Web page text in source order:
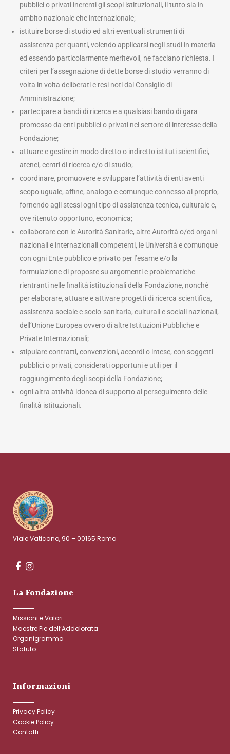
pubblici o privati inerenti gli scopi istituzionali, il tutto sia in
ambito nazionale che internazionale;
istituire borse di studio ed altri eventuali strumenti di
assistenza per quanti, volendo applicarsi negli studi in materia
ed essendo particolarmente meritevoli, ne facciano richiesta. I
criteri per l’assegnazione di dette borse di studio verranno di
volta in volta deliberati e resi noti dal Consiglio di
Amministrazione;
partecipare a bandi di ricerca e a qualsiasi bando di gara
promosso da enti pubblici o privati nel settore di interesse della
Fondazione;
attuare e gestire in modo diretto o indiretto istituti scientifici,
atenei, centri di ricerca e/o di studio;
coordinare, promuovere e sviluppare l’attività di enti aventi
scopo uguale, affine, analogo e comunque connesso al proprio,
fornendo agli stessi ogni tipo di assistenza tecnica, culturale e,
ove ritenuto opportuno, economica;
collaborare con le Autorità Sanitarie, altre Autorità o/ed organi
nazionali e internazionali competenti, le Università e comunque
con ogni Ente pubblico e privato per l’esame e/o la
formulazione di proposte su argomenti e problematiche
rientranti nelle finalità istituzionali della Fondazione, nonché
per elaborare, attuare e attivare progetti di ricerca scientifica,
assistenza sociale e socio-sanitaria, culturali e sociali nazionali,
dell’Unione Europea ovvero di altre Istituzioni Pubbliche e
Private Internazionali;
stipulare contratti, convenzioni, accordi o intese, con soggetti
pubblici o privati, considerati opportuni e utili per il
raggiungimento degli scopi della Fondazione;
ogni altra attività idonea di supporto al perseguimento delle
finalità istituzionali.
Viale Vaticano, 90 – 00165 Roma
La Fondazione
Missioni e Valori
Maestre Pie dell’Addolorata
Organigramma
Statuto
Informazioni
Privacy Policy
Cookie Policy
Contatti